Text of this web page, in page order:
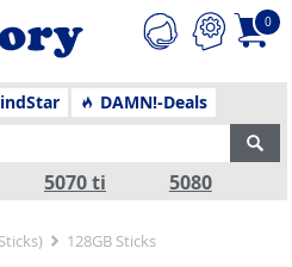
0
DAMN!-Deals
5070 ti 5080
128GB Sticks